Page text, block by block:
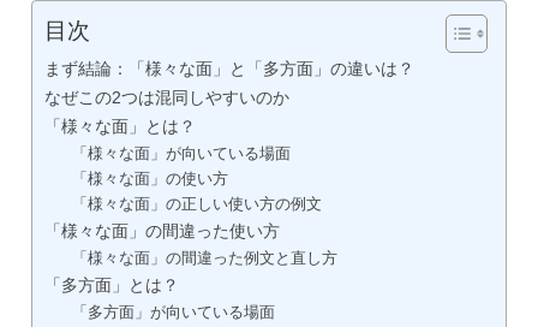
目次
まず結論：「様々な面」と「多方面」の違いは？
なぜこの2つは混同しやすいのか
「様々な面」とは？
「様々な面」が向いている場面
「様々な面」の使い方
「様々な面」の正しい使い方の例文
「様々な面」の間違った使い方
「様々な面」の間違った例文と直し方
「多方面」とは？
「多方面」が向いている場面